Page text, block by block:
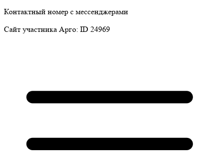
Контактный номер с мессенджерами
Сайт участника Арго: ID 24969